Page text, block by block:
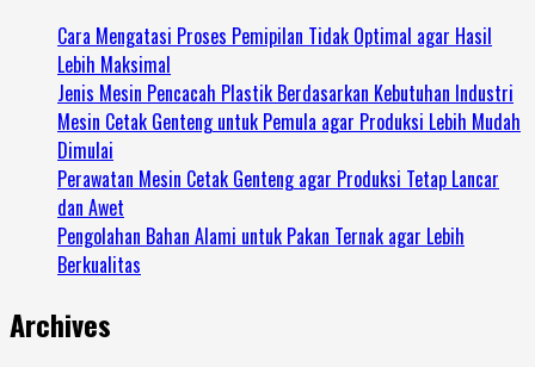
Cara Mengatasi Proses Pemipilan Tidak Optimal agar Hasil
Lebih Maksimal
Jenis Mesin Pencacah Plastik Berdasarkan Kebutuhan Industri
Mesin Cetak Genteng untuk Pemula agar Produksi Lebih Mudah
Dimulai
Perawatan Mesin Cetak Genteng agar Produksi Tetap Lancar
dan Awet
Pengolahan Bahan Alami untuk Pakan Ternak agar Lebih
Berkualitas
Archives